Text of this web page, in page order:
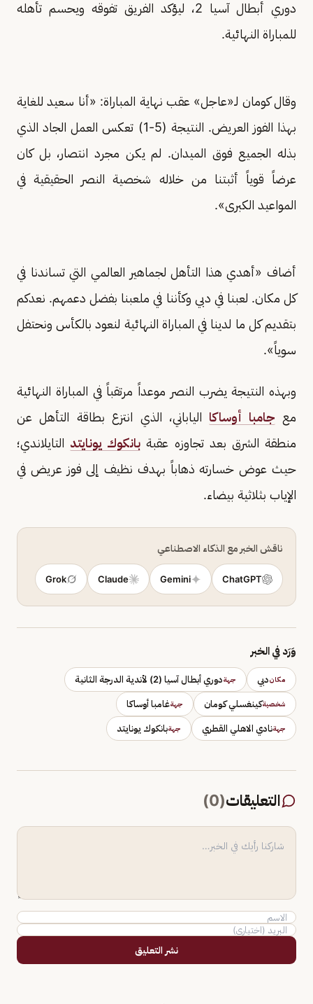
دوري أبطال آسيا 2، ليؤكد الفريق تفوقه ويحسم تأهله
للمباراة النهائية.
وقال كومان لـ«عاجل» عقب نهاية المباراة: «أنا سعيد للغاية
بهذا الفوز العريض. النتيجة (5-1) تعكس العمل الجاد الذي
بذله الجميع فوق الميدان. لم يكن مجرد انتصار، بل كان
عرضاً قوياً أثبتنا من خلاله شخصية النصر الحقيقية في
المواعيد الكبرى».
أضاف «أهدي هذا التأهل لجماهير العالمي التي تساندنا في
كل مكان. لعبنا في دبي وكأننا في ملعبنا بفضل دعمهم. نعدكم
بتقديم كل ما لدينا في المباراة النهائية لنعود بالكأس ونحتفل
سوياً».
وبهذه النتيجة يضرب النصر موعداً مرتقباً في المباراة النهائية
مع جامبا أوساكا الياباني، الذي انتزع بطاقة التأهل عن
منطقة الشرق بعد تجاوزه عقبة بانكوك يونايتد التايلاندي؛
حيث عوض خسارته ذهاباً بهدف نظيف إلى فوز عريض في
الإياب بثلاثية بيضاء.
ناقش الخبر مع الذكاء الاصطناعي
ChatGPT
Gemini
Claude
Grok
وَرَد في الخبر
مكاندبي جهةدوري أبطال آسيا (2) لأندية الدرجة الثانية
شخصيةكينغسلي كومان جهةغامبا أوساكا
جهةنادي الاهلي القطري جهةبانكوك يونايتد
التعليقات(
0
)
نشر التعليق